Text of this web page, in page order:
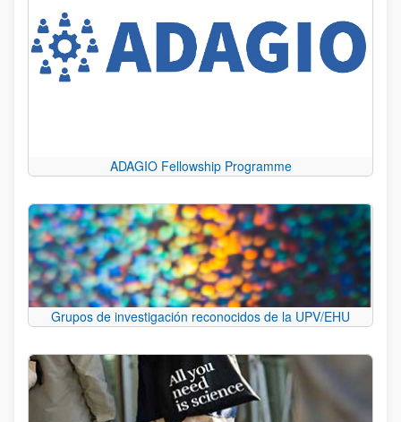
ADAGIO Fellowship Programme
Grupos de investigación reconocidos de la UPV/EHU